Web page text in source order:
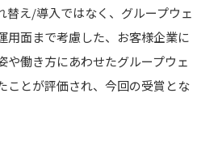
替え/導入ではなく、グループウェ
用面まで考慮した、お客様企業に
や働き方にあわせたグループウェ
ことが評価され、今回の受賞とな